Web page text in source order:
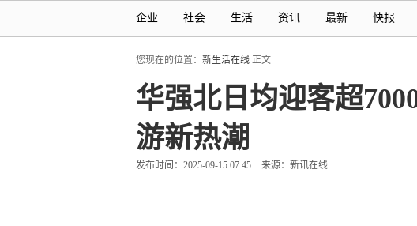
企业 社会 生活 资讯 最新 快报
您现在的位置： 新生活在线 正文
华强北日均迎客超
游新热潮
发布时间：2025-09-15 07:45 来源：新讯在线